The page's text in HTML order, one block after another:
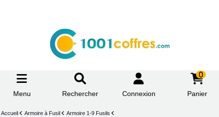
Menu Rechercher Connexion
0
Panier
Accueil Armoire à Fusil Armoire 1-9 Fusils